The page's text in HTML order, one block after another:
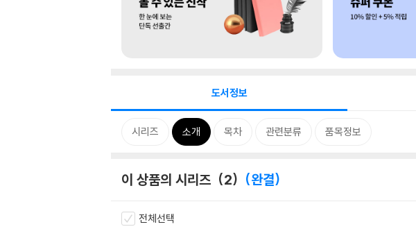
도서정보
시리즈 소개 목차 관련분류 품목정보
이 상품의 시리즈 2 완결
전체선택